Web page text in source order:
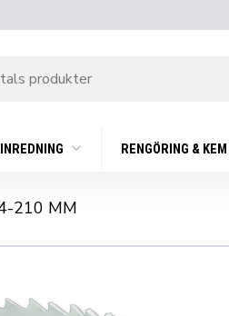
INREDNING RENGÖRING & KEM
210 MM